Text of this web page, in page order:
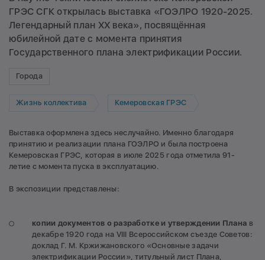
ГРЭС СГК открылась выставка «ГОЭЛРО 1920-2025.
Легендарный план XX века», посвящённая
юбилейной дате с момента принятия
Государственного плана электрификации России.
Города
Жизнь коллектива Кемеровская ГРЭС
Выставка оформлена здесь неслучайно. Именно благодаря
принятию и реализации плана ГОЭЛРО и была построена
Кемеровская ГРЭС, которая в июле 2025 года отметила 91-
летие с момента пуска в эксплуатацию.
В экспозиции представлены:
копии документов о разработке и утверждении Плана в
декабре 1920 года на VIII Всероссийском съезде Советов:
доклад Г. М. Кржижановского «Основные задачи
электрификации России», титульный лист Плана,